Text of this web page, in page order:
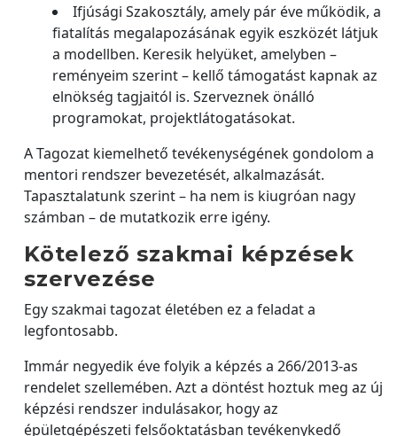
Ifjúsági Szakosztály, amely pár éve működik, a
fiatalítás megalapozásának egyik eszközét látjuk
a modellben. Keresik helyüket, amelyben –
reményeim szerint – kellő támogatást kapnak az
elnökség tagjaitól is. Szerveznek önálló
programokat, projektlátogatásokat.
A Tagozat kiemelhető tevékenységének gondolom a
mentori rendszer bevezetését, alkalmazását.
Tapasztalatunk szerint – ha nem is kiugróan nagy
számban – de mutatkozik erre igény.
Kötelező szakmai képzések
szervezése
Egy szakmai tagozat életében ez a feladat a
legfontosabb.
Immár negyedik éve folyik a képzés a 266/2013-as
rendelet szellemében. Azt a döntést hoztuk meg az új
képzési rendszer indulásakor, hogy az
épületgépészeti felsőoktatásban tevékenykedő